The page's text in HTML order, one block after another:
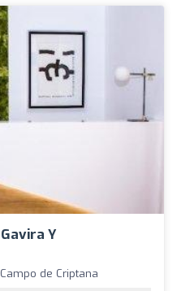
Y
de Criptana